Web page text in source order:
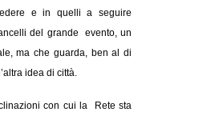
e in quelli a seguire
del grande evento, un
ma che guarda, ben al di
idea di città.
con cui la Rete sta